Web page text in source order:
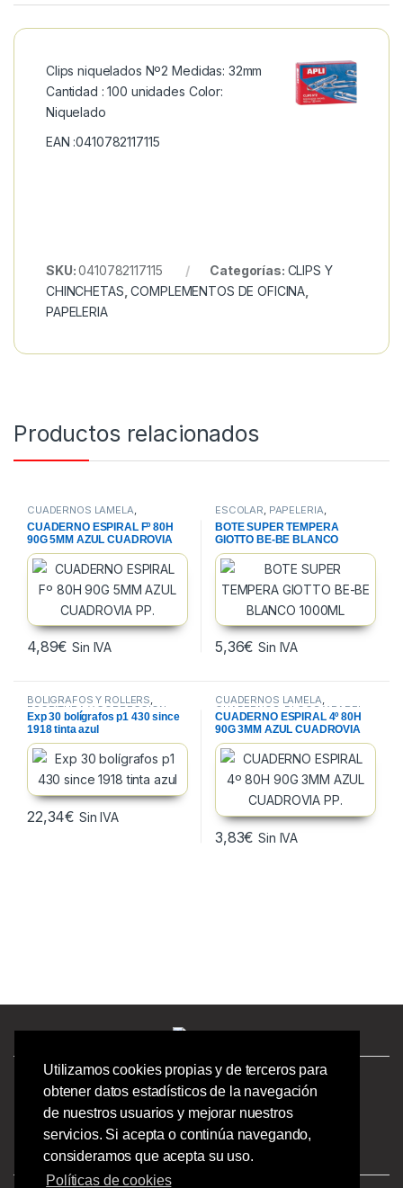
Utilizamos cookies propias y de terceros para
obtener datos estadísticos de la navegación
de nuestros usuarios y mejorar nuestros
servicios. Si acepta o continúa navegando,
consideramos que acepta su uso.
Políticas de cookies
Clips niquelados Nº2 Medidas: 32mm
Cantidad : 100 unidades Color:
Niquelado
EAN :0410782117115
SKU:0410782117115 Categorías: CLIPS Y
CHINCHETAS ,COMPLEMENTOS DE OFICINA
PAPELERIA
Productos relacionados
CUADERNOS LAMELA,
CUADERNOS, BLOCS Y PAPEL
PAPELERIA
CUADERNO ESPIRAL Fº 80H
90G 5MM AZUL CUADROVIA
PP.
4,89€ Sin IVA
ESCOLAR, PAPELERIA,
TEMPERAS
BOTE SUPER TEMPERA
GIOTTO BE-BE BLANCO
1000ML
5,36€ Sin IVA
BOLIGRAFOS Y ROLLERS,
ESCRITURA Y CORRECCION
PAPELERIA
Exp 30 bolígrafos p1 430 since
1918 tinta azul
22,34€ Sin IVA
CUADERNOS LAMELA,
CUADERNOS, BLOCS Y PAPEL
PAPELERIA
CUADERNO ESPIRAL 4º 80H
90G 3MM AZUL CUADROVIA
PP.
3,83€ Sin IVA
¿Tienes preguntas? ¡Llámanos!
986244723 |
Calle Barcelona 41,
Bajo Izquierdo,
Vigo - Pontevedra.